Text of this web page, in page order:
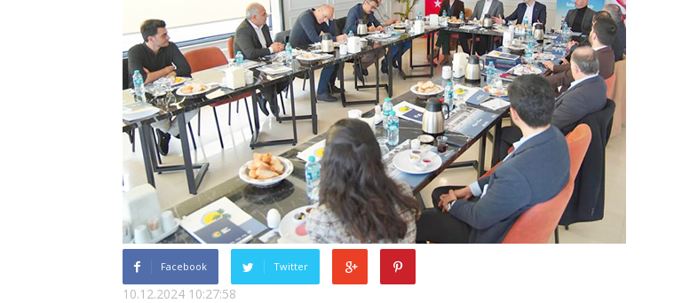
Facebook Twitter
10.12.2024 10:27:58